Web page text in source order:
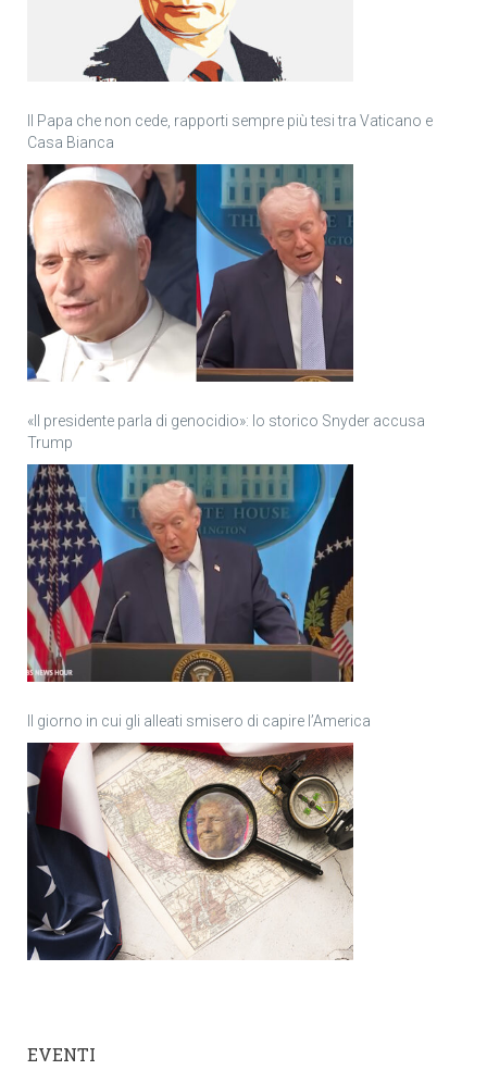
Il Papa che non cede, rapporti sempre più tesi tra Vaticano e
Casa Bianca
«Il presidente parla di genocidio»: lo storico Snyder accusa
Trump
Il giorno in cui gli alleati smisero di capire l’America
EVENTI